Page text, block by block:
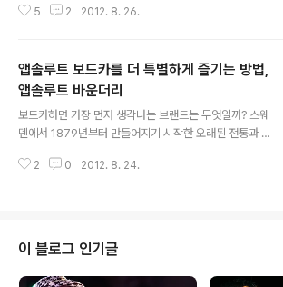
는 E마운트 렌즈를 모두 사용할 수 있으며, 기본으로 제공
주를 만난 것이다. 지난 5월부터 우리나라에서 시판된 히
총 6가지! 히타치노 네스트는 일본에서 8대 째 내려져 오
는 기우치주조(木内酒造)에서 생산된다고 하는데, 이 기
우치 주조는 1823년부터 사케를 만들어온 전통 깊은 주조
장이라는 말씀. 기우치주조에서는 1996년부터 맥주 생산
사업을 시작하고 이 때 히타치노 네스트 맥주가 세상에 선
보이게 된 것이다. 이 후 1997년 International Beear S
5 2 2012. 8. 26.
앱솔루트 보드카를 더 특별하게 즐기는 방법,
앱솔루트 바운더리
보드카하면 가장 먼저 생각나는 브랜드는 무엇일까? 스웨
덴에서 1879년부터 만들어지기 시작한 오래된 전통과 앤
유명한 앱솔루트 보드카_ABSOLUT VODKA이다. 최근
고, 아트 컬렉션 포스터 증정, 칵테일 클래스 개최 등 여러
가지 이벤트를 진행하며 사람들에게 많은 사랑을 받고 있
다. 최근 앱솔루트 보드카를 이용해서 만들어 먹은 칵테일!
2 0 2012. 8. 24.
이 블로그 인기글